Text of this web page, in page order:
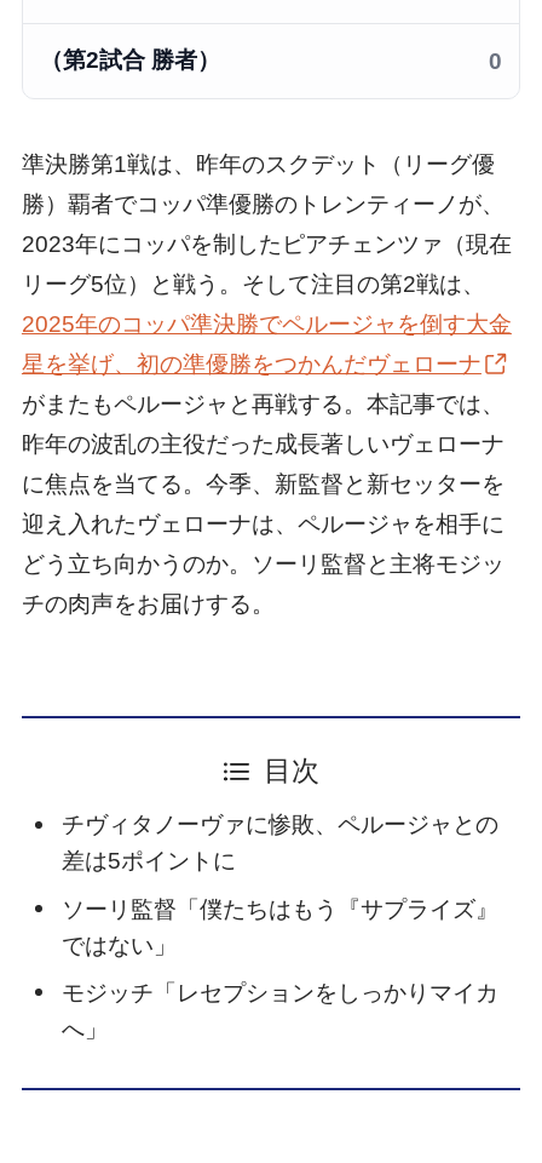
（第2試合 勝者） 0
準決勝第1戦は、昨年のスクデット（リーグ優
勝）覇者でコッパ準優勝のトレンティーノが、
2023年にコッパを制したピアチェンツァ（現在
リーグ5位）と戦う。そして注目の第2戦は、
2025年のコッパ準決勝でペルージャを倒す大金
星を挙げ、初の準優勝をつかんだヴェローナ
がまたもペルージャと再戦する。本記事では、
昨年の波乱の主役だった成長著しいヴェローナ
に焦点を当てる。今季、新監督と新セッターを
迎え入れたヴェローナは、ペルージャを相手に
どう立ち向かうのか。ソーリ監督と主将モジッ
チの肉声をお届けする。
目次
チヴィタノーヴァに惨敗、ペルージャとの
差は5ポイントに
ソーリ監督「僕たちはもう『サプライズ』
ではない」
モジッチ「レセプションをしっかりマイカ
へ」